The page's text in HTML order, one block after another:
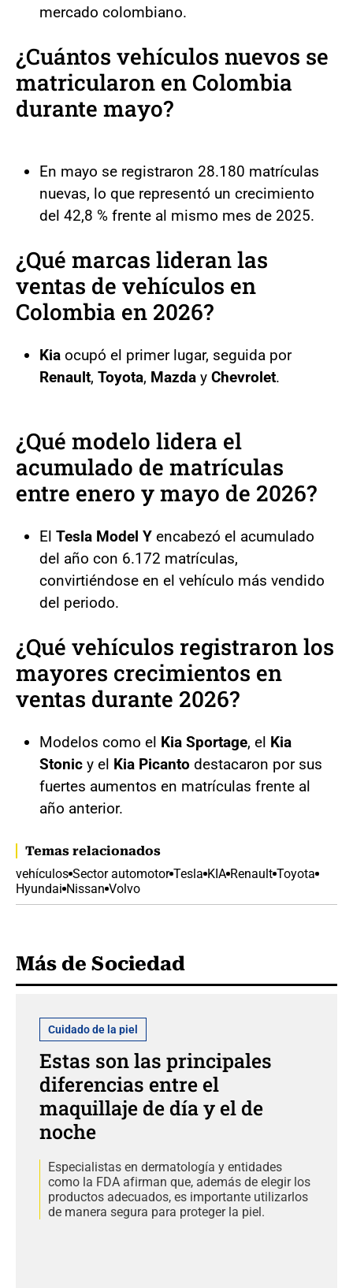
mercado colombiano.
¿Cuántos vehículos nuevos se
matricularon en Colombia
durante mayo?
En mayo se registraron 28.180 matrículas
nuevas, lo que representó un crecimiento
del 42,8 % frente al mismo mes de 2025.
¿Qué marcas lideran las
ventas de vehículos en
Colombia en 2026?
Kia ocupó el primer lugar, seguida por
Renault, Toyota, Mazda y Chevrolet.
¿Qué modelo lidera el
acumulado de matrículas
entre enero y mayo de 2026?
El Tesla Model Y encabezó el acumulado
del año con 6.172 matrículas,
convirtiéndose en el vehículo más vendido
del periodo.
¿Qué vehículos registraron los
mayores crecimientos en
ventas durante 2026?
Modelos como el Kia Sportage, el Kia
Stonic y el Kia Picanto destacaron por sus
fuertes aumentos en matrículas frente al
año anterior.
Temas relacionados
vehículos Sector automotor Tesla KIA Renault Toyota
Hyundai Nissan Volvo
Más de Sociedad
Cuidado de la piel
Estas son las principales
diferencias entre el
maquillaje de día y el de
noche
Especialistas en dermatología y entidades
como la FDA afirman que, además de elegir los
productos adecuados, es importante utilizarlos
de manera segura para proteger la piel.